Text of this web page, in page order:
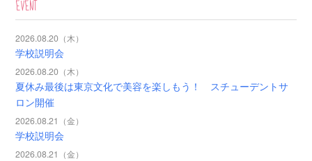
EVENT
2026.08.20（木）
学校説明会
2026.08.20（木）
夏休み最後は東京文化で美容を楽しもう！ スチューデントサ
ロン開催
2026.08.21（金）
学校説明会
2026.08.21（金）